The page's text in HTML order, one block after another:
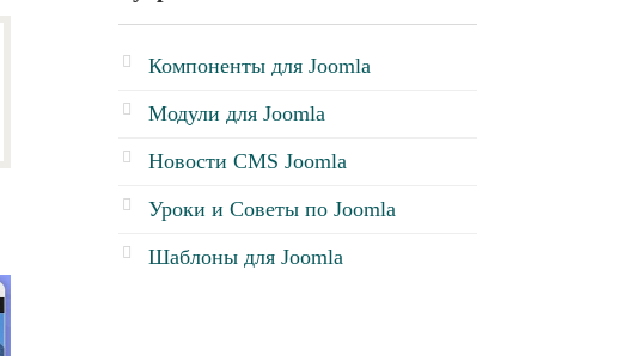
Компоненты для Joomla
Модули для Joomla
Новости CMS Joomla
Уроки и Советы по Joomla
Шаблоны для Joomla